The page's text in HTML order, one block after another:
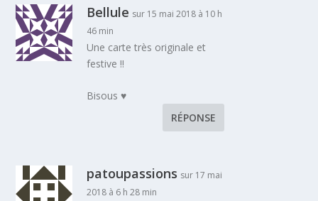
Bellule sur 15 mai 2018 à 10 h
46 min
Une carte très originale et
festive !!
Bisous ♥
RÉPONSE
patoupassions sur 17 mai
2018 à 6 h 28 min